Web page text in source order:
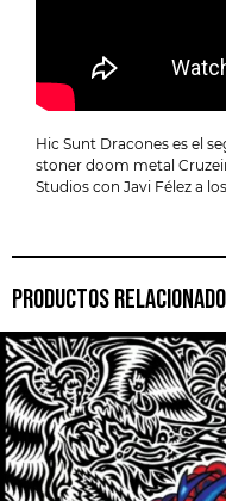
Hic Sunt Dracones es el
stoner doom metal
Studios con Javi Félez a
PRODUCTOS